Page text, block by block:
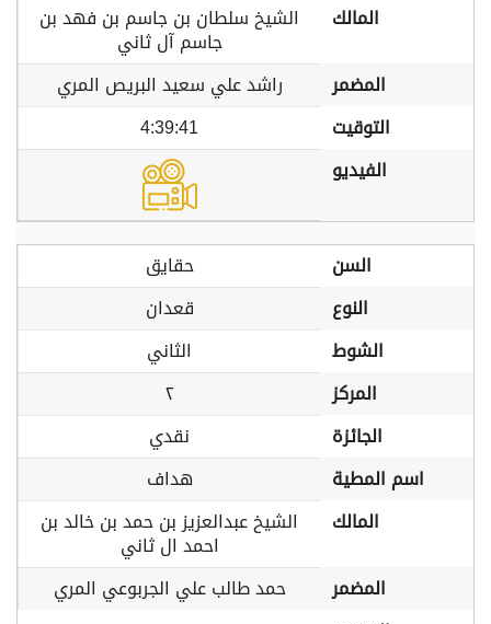
المالك
الشيخ سلطان بن جاسم بن فهد بن
جاسم آل ثاني
المضمر
راشد علي سعيد البريص المري
التوقيت
4:39:41
الفيديو
السن
حقايق
النوع
قعدان
الشوط
الثاني
المركز
٢
الجائزة
نقدي
اسم المطية
هداف
المالك
الشيخ عبدالعزيز بن حمد بن خالد بن
احمد ال ثاني
المضمر
حمد طالب علي الجربوعي المري